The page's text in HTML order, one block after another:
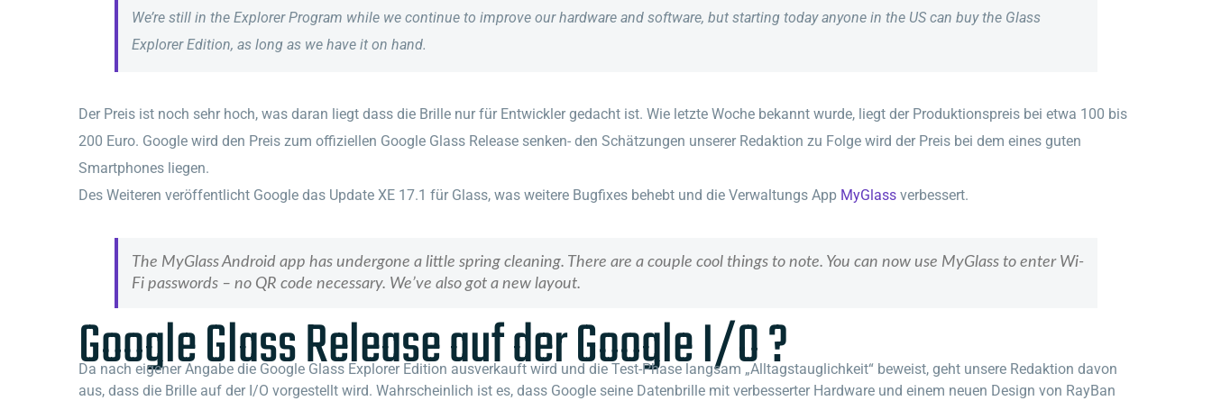
We’re still in the Explorer Program while we continue to improve our hardware and software, but starting today anyone in the US can buy the Glass
Explorer Edition, as long as we have it on hand.
Der Preis ist noch sehr hoch, was daran liegt dass die Brille nur für Entwickler gedacht ist. Wie letzte Woche bekannt wurde, liegt der Produktionspreis bei etwa 100 bis
200 Euro. Google wird den Preis zum offiziellen Google Glass Release senken- den Schätzungen unserer Redaktion zu Folge wird der Preis bei dem eines guten
Smartphones liegen.
Des Weiteren veröffentlicht Google das Update XE 17.1 für Glass, was weitere Bugfixes behebt und die Verwaltungs App MyGlass verbessert.
The MyGlass Android app has undergone a little spring cleaning. There are a couple cool things to note. You can now use MyGlass to enter Wi-
Fi passwords – no QR code necessary. We’ve also got a new layout.
Google Glass Release auf der Google I/O ?
Da nach eigener Angabe die Google Glass Explorer Edition ausverkauft wird und die Test-Phase langsam „Alltagstauglichkeit“ beweist, geht unsere Redaktion davon
aus, dass die Brille auf der I/O vorgestellt wird. Wahrscheinlich ist es, dass Google seine Datenbrille mit verbesserter Hardware und einem neuen Design von RayBan